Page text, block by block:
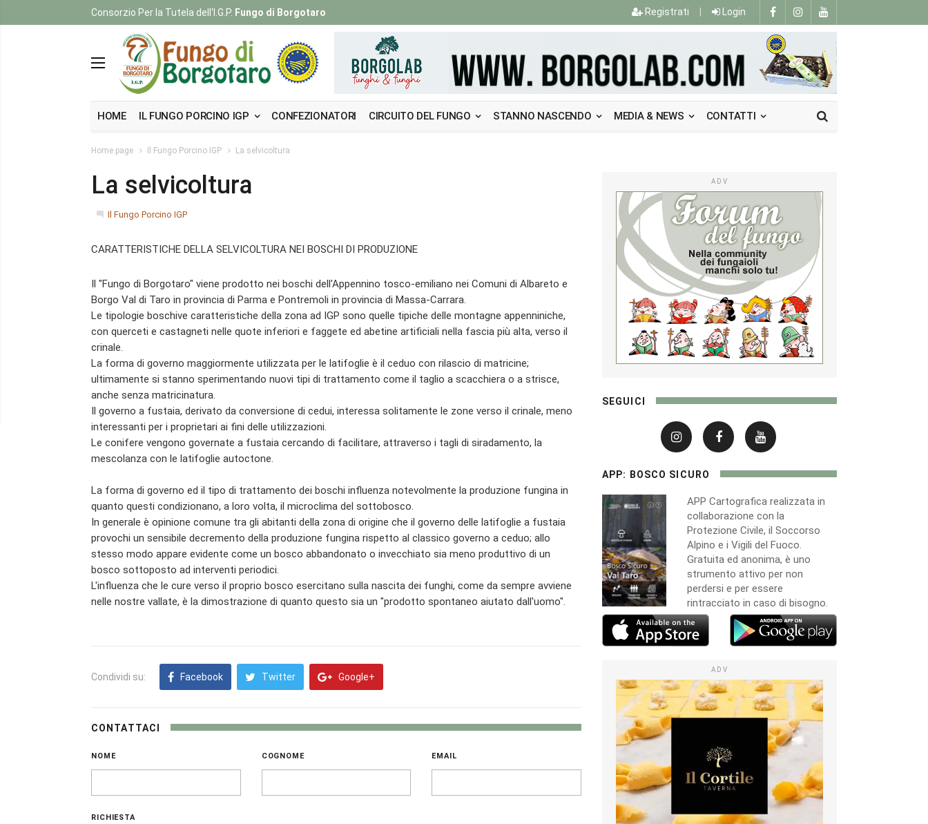
Consorzio Per la Tutela dell'I.G.P. Fungo di Borgotaro Registrati Login
HOME IL FUNGO PORCINO IGP CONFEZIONATORI CIRCUITO DEL FUNGO STANNO NASCENDO MEDIA & NEWS CONTATTI
Home page Il Fungo Porcino IGP La selvicoltura
La selvicoltura
Il Fungo Porcino IGP
CARATTERISTICHE DELLA SELVICOLTURA NEI BOSCHI DI PRODUZIONE
Il "Fungo di Borgotaro" viene prodotto nei boschi dell'Appennino tosco-emiliano nei Comuni di Albareto e
Borgo Val di Taro in provincia di Parma e Pontremoli in provincia di Massa-Carrara.
Le tipologie boschive caratteristiche della zona ad IGP sono quelle tipiche delle montagne appenniniche,
con querceti e castagneti nelle quote inferiori e faggete ed abetine artificiali nella fascia più alta, verso il
crinale.
La forma di governo maggiormente utilizzata per le latifoglie è il ceduo con rilascio di matricine;
ultimamente si stanno sperimentando nuovi tipi di trattamento come il taglio a scacchiera o a strisce,
anche senza matricinatura.
Il governo a fustaia, derivato da conversione di cedui, interessa solitamente le zone verso il crinale, meno
interessanti per i proprietari ai fini delle utilizzazioni.
Le conifere vengono governate a fustaia cercando di facilitare, attraverso i tagli di siradamento, la
mescolanza con le latifoglie autoctone.
La forma di governo ed il tipo di trattamento dei boschi influenza notevolmente la produzione fungina in
quanto questi condizionano, a loro volta, il microclima del sottobosco.
In generale è opinione comune tra gli abitanti della zona di origine che il governo delle latifoglie a fustaia
provochi un sensibile decremento della produzione fungina rispetto al classico governo a ceduo; allo
stesso modo appare evidente come un bosco abbandonato o invecchiato sia meno produttivo di un
bosco sottoposto ad interventi periodici.
L'influenza che le cure verso il proprio bosco esercitano sulla nascita dei funghi, come da sempre avviene
nelle nostre vallate, è la dimostrazione di quanto questo sia un "prodotto spontaneo aiutato dall'uomo".
Condividi su: Facebook Twitter Google+
CONTATTACI
NOME COGNOME EMAIL
RICHIESTA
ADV
SEGUICI
APP: BOSCO SICURO
APP Cartografica realizzata in
collaborazione con la
Protezione Civile, il Soccorso
Alpino e i Vigili del Fuoco.
Gratuita ed anonima, è uno
strumento attivo per non
perdersi e per essere
rintracciato in caso di bisogno.
ADV